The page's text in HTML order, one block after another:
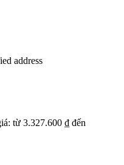
address
từ 3.327.600 ₫ đến